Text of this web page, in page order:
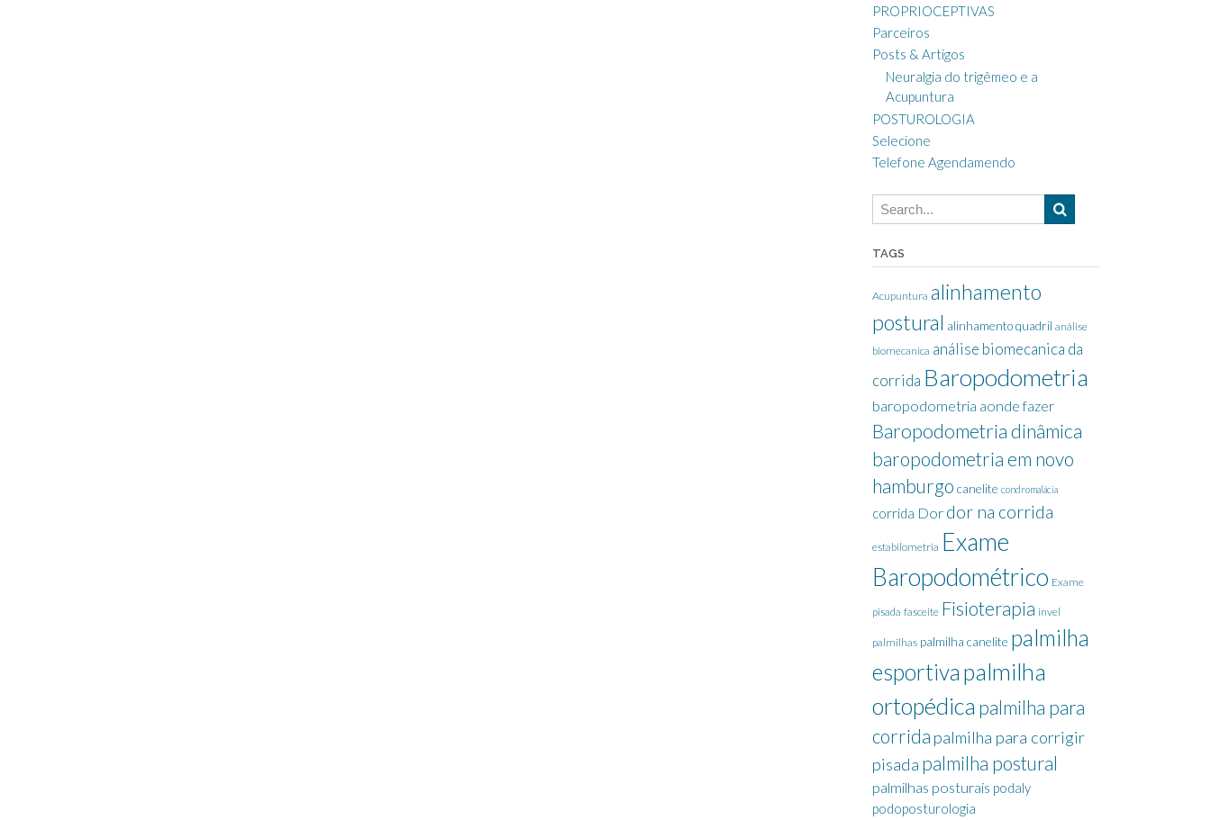
PROPRIOCEPTIVAS
Parceiros
Posts & Artigos
Neuralgia do trigêmeo e a
Acupuntura
POSTUROLOGIA
Selecione
Telefone Agendamendo
TAGS
Acupuntura alinhamento
postural alinhamento quadril análise
biomecanica análise biomecanica da
corrida Baropodometria
baropodometria aonde fazer
Baropodometria dinâmica
baropodometria em novo
hamburgo canelite condromalácia
corrida Dor dor na corrida
estabilometria Exame
Baropodométrico Exame
pisada fasceite Fisioterapia invel
palmilhas palmilha canelite palmilha
esportiva palmilha
ortopédica palmilha para
corrida palmilha para corrigir
pisada palmilha postural
palmilhas posturais podaly
podoposturologia